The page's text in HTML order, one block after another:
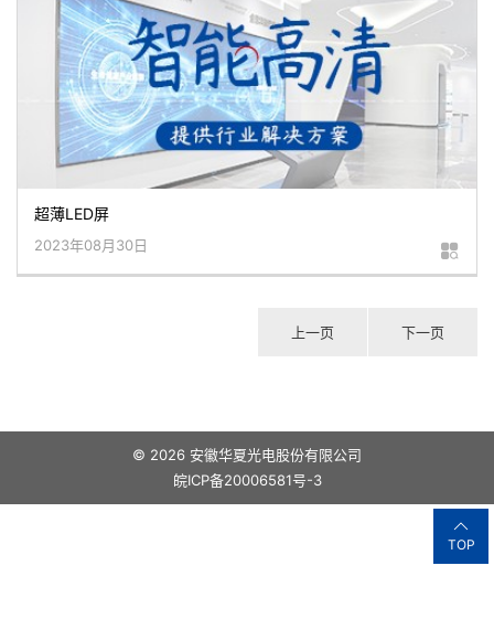
超薄LED屏
2023年08月30日
上一页 下一页
© 2026 安徽华夏光电股份有限公司
皖ICP备20006581号-3
TOP